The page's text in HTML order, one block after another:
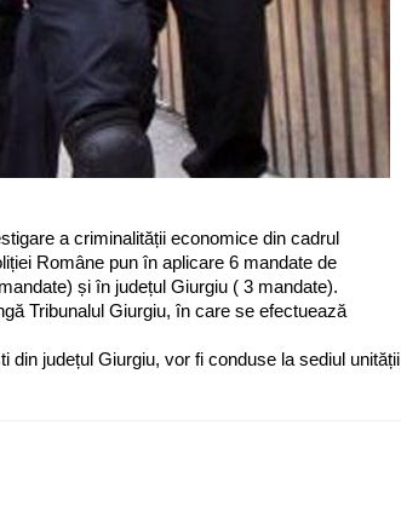
a criminalității economice din cadrul
Române pun în aplicare 6 mandate de
și în județul Giurgiu ( 3 mandate).
Tribunalul Giurgiu, în care se efectuează
din județul Giurgiu, vor fi conduse la sediul unității